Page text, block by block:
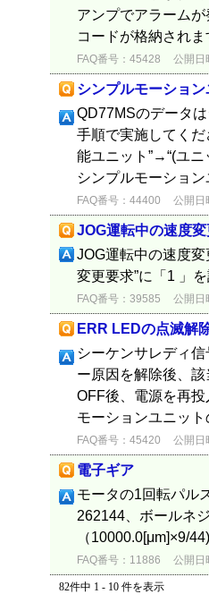
アンプでアラーム
コードが格納され
FAQ番号：45428 公開日
シンプルモーショ
QD77MSのデータ
手順で実施してく
能ユニット”→“(ユ
シンプルモーショ
FAQ番号：44400 公開日
JOG運転中の速度変
JOG運転中の速度
変更要求”に「1 」
FAQ番号：39585 公開日
ERR LEDの点滅解
シーケンサレディ
ー原因を解除後、
OFF後、電源を再
モーションユニッ
FAQ番号：45420 公開日
電子ギア
モータの1回転パル
262144、ボール
（
FAQ番号：11886 公開日
82件中 1 - 10 件を表示